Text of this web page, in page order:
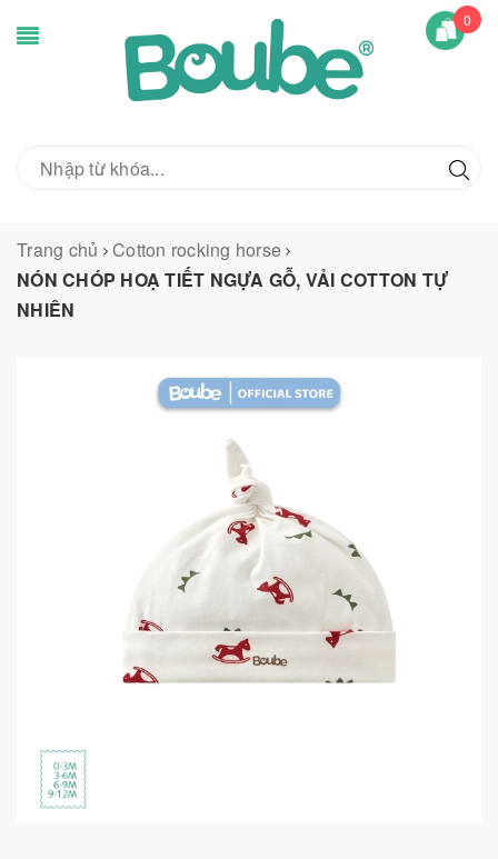
0
Trang chủ
Cotton rocking horse
NÓN CHÓP HOẠ TIẾT NGỰA GỖ, VẢI COTTON TỰ
NHIÊN